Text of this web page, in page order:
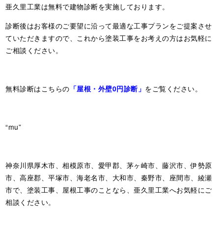
亜久里工業は無料で建物診断を実施しております。
診断後はお客様のご要望に沿って最適な工事プランをご提案させ
ていただきますので、これから塗装工事をお考えの方はお気軽に
ご相談ください。
無料診断はこちらの 「屋根・外壁0円診断」 をご覧ください。
“mu”
神奈川県厚木市、相模原市、愛甲郡、茅ヶ崎市、藤沢市、伊勢原
市、高座郡、平塚市、海老名市、大和市、秦野市、座間市、綾瀬
市で、塗装工事、屋根工事のことなら、亜久里工業へお気軽にご
相談ください。